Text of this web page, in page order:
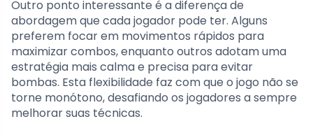
Outro ponto interessante é a diferença de
abordagem que cada jogador pode ter. Alguns
preferem focar em movimentos rápidos para
maximizar combos, enquanto outros adotam uma
estratégia mais calma e precisa para evitar
bombas. Esta flexibilidade faz com que o jogo não se
torne monótono, desafiando os jogadores a sempre
melhorar suas técnicas.